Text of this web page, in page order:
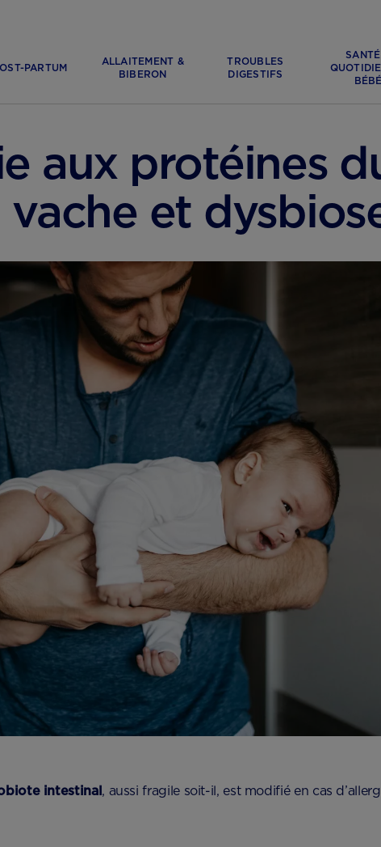
PARTUM
ALLAITEMENT &
BIBERON
TROUBLES
DIGESTIFS
BÉBÉ
aux protéines
vache et
intestinal, aussi fragile soit-il, est modifié en cas